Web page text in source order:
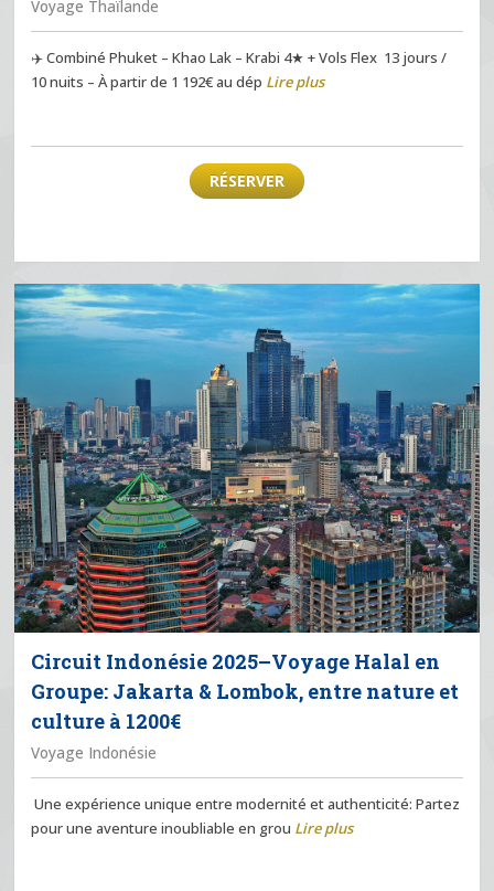
Voyage Thaïlande
✈️ Combiné Phuket – Khao Lak – Krabi 4★ + Vols Flex 13 jours /
10 nuits – À partir de 1 192€ au dép Lire plus
RÉSERVER
Circuit Indonésie 2025–Voyage Halal en
Groupe: Jakarta & Lombok, entre nature et
culture à 1200€
Voyage Indonésie
Une expérience unique entre modernité et authenticité: Partez
pour une aventure inoubliable en grou Lire plus